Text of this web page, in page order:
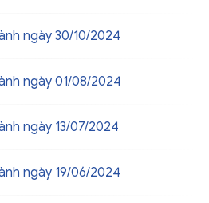
ngày 30/10/2024
ngày 01/08/2024
ngày 13/07/2024
ngày 19/06/2024